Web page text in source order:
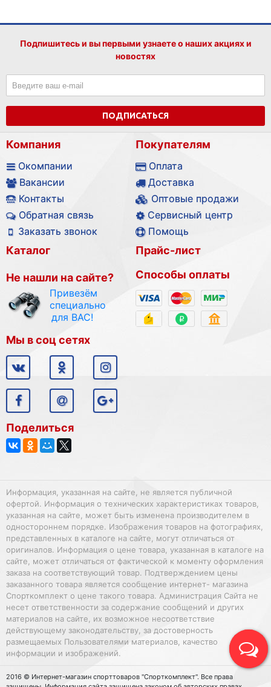
Подпишитесь и вы первыми узнаете о наших акциях и
новостях
ПОДПИСАТЬСЯ
Компания
Окомпании
Вакансии
Контакты
Обратная связь
Заказать звонок
Покупателям
Оплата
Доставка
Оптовые продажи
Сервисный центр
Помощь
Каталог
Не нашли на сайте?
Привезём
специально
для ВАС!
Прайс-лист
Способы оплаты
Мы в соц сетях
Поделиться
Информация, указанная на сайте, не является публичной
офертой. Информация о технических характеристиках товаров,
указанная на сайте, может быть изменена производителем в
одностороннем порядке. Изображения товаров на фотографиях,
представленных в каталоге на сайте, могут отличаться от
оригиналов. Информация о цене товара, указанная в каталоге на
сайте, может отличаться от фактической к моменту оформления
заказа на соответствующий товар. Подтверждением цены
заказанного товара является сообщение интернет- магазина
Спорткомплект о цене такого товара. Администрация Сайта не
несет ответственности за содержание сообщений и других
материалов на сайте, их возможное несоответствие
действующему законодательству, за достоверность
размещаемых Пользователями материалов, качество
информации и изображений.
2016 © Интернет-магазин спорттоваров "Спорткомплект". Все права